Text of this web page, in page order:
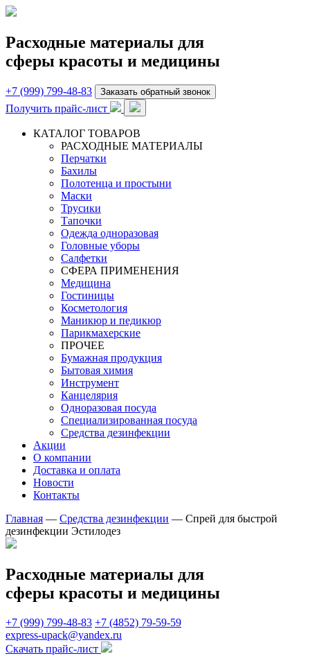
Расходные материалы для
сферы красоты и медицины
+7 (999) 799-48-83 Заказать обратный звонок
Получить прайс-лист
КАТАЛОГ ТОВАРОВ
РАСХОДНЫЕ МАТЕРИАЛЫ
Перчатки
Бахилы
Полотенца и простыни
Маски
Трусики
Тапочки
Одежда одноразовая
Головные уборы
Салфетки
СФЕРА ПРИМЕНЕНИЯ
Медицина
Гостиницы
Косметология
Маникюр и педикюр
Парикмахерские
ПРОЧЕЕ
Бумажная продукция
Бытовая химия
Инструмент
Канцелярия
Одноразовая посуда
Специализированная посуда
Средства дезинфекции
Акции
О компании
Доставка и оплата
Новости
Контакты
Главная — Средства дезинфекции — Спрей для быстрой
дезинфекции Эстилодез
Расходные материалы для
сферы красоты и медицины
+7 (999) 799-48-83 +7 (4852) 79-59-59
express-upack@yandex.ru
Скачать прайс-лист